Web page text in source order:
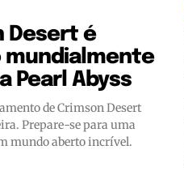
Desert é
mundialmente
Pearl Abyss
de Crimson Desert
Prepare-se para uma
mundo aberto incrível.